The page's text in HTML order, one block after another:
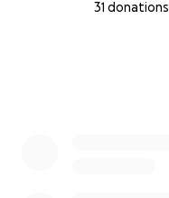
31 donations